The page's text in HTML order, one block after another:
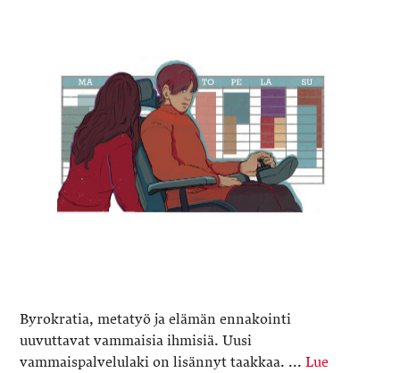
Byrokratia, metatyö ja elämän ennakointi
uuvuttavat vammaisia ihmisiä. Uusi
vammaispalvelulaki on lisännyt taakkaa. ...Lue